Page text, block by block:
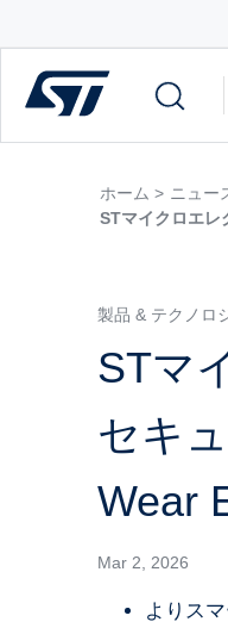
ホーム > ニュー
STマイクロエ
製品 & テクノロ
STマ
セキ
Wear
Mar 2, 2026
よりス